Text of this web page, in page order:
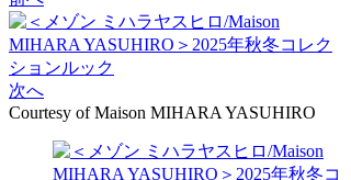
次へ
Courtesy of Maison MIHARA YASUHIRO